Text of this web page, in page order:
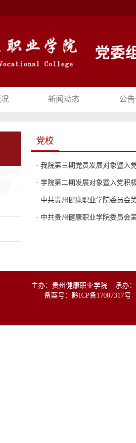
新闻动态 公
党校
· 我院第三期党员发展对象暨入
· 学院第二期发展对象暨入党积
· 中共贵州健康职业学院委员会
· 中共贵州健康职业学院委员会
主办：贵州健康职业学院 承办
备案号： 黔ICP备17007317号